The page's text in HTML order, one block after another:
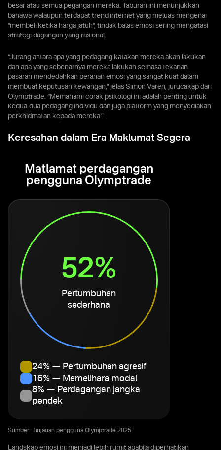
besar atau semua pegangan mereka. Taburan ini menunjukkan
bahawa walaupun terdapat trend internet yang meluas mengenai
"membeli ketika harga jatuh", tindak balas emosi sering mengatasi
strategi dagangan yang rasional.
“Jurang antara apa yang pedagang katakan mereka akan lakukan
dan apa yang sebenarnya mereka lakukan semasa tekanan
pasaran mendedahkan peranan emosi yang sangat kuat dalam
membuat keputusan kewangan,” jelas Simon Varen, jurucakap dari
Olymptrade. “Memahami corak psikologi ini adalah penting untuk
kedua-dua pedagang individu dan juga platform yang menyediakan
perkhidmatan kepada mereka.”
Keresahan dalam Era Maklumat Segera
Matlamat perdagangan
pengguna Olymptrade
52%
Pertumbuhan
sederhana
24% — Pertumbuhan agresif
16% — Memelihara modal
8% — Perdagangan jangka
pendek
Sumber: Tinjauan pengguna Olymptrade 2025
Landskap emosi ini menjadi lebih rumit apabila diperhatikan